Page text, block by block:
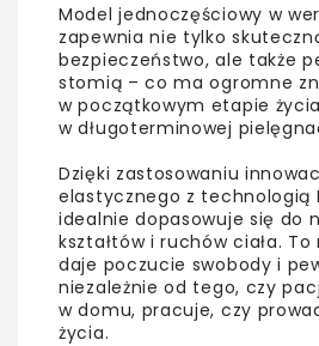
Model jednoczęściowy w
zapewnia nie tylko
bezpieczeństwo, ale także
stomią – co ma ogromne
w początkowym etapie
w długoterminowej
Dzięki zastosowaniu
elastycznego z technologią
idealnie dopasowuje się do
kształtów i ruchów ciała.
daje poczucie swobody i
niezależnie od tego, czy
w domu, pracuje, czy
życia.